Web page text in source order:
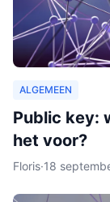
ALGEMEEN
Public key:
het voor?
Floris·18